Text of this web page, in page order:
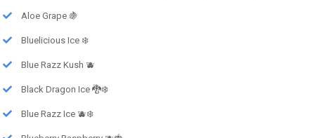
Aloe Grape 🍇
Bluelicious Ice ❄️
Blue Razz Kush 🫐
Black Dragon Ice 🐉❄️
Blue Razz Ice 🫐❄️